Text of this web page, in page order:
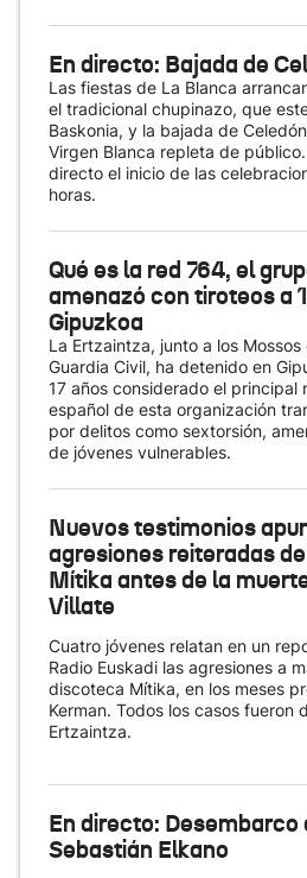
En directo: Bajada de
Las fiestas de La Blanca
el tradicional chupinazo, que
Baskonia, y la bajada de
Virgen Blanca repleta de
directo el inicio de las
horas.
Qué es la red 764, el
amenazó con tiroteos a
Gipuzkoa
La Ertzaintza, junto a los
Guardia Civil, ha detenido en
17 años considerado el principal
español de esta organización
por delitos como sextorsión,
de jóvenes vulnerables.
Nuevos testimonios
agresiones reiteradas
Mítika antes de la
Villate
Cuatro jóvenes relatan en un
Radio Euskadi las agresiones a
discoteca Mítika, en los meses
Kerman. Todos los casos fueron
Ertzaintza.
En directo: Desembarco
Sebastián Elkano